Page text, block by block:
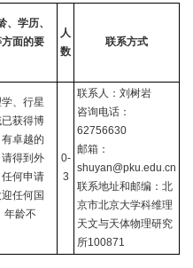
、学历、
面的要
人
数
联系方式
、行星
获得博
卓越的
得到外
何申请
任何国
年龄不
0-
3
联系人：刘树岩
咨询电话：
62756630
邮箱：
shuyan@pku.edu.cn
联系地址和邮编：北
京市北京大学科维理
天文与天体物理研究
所100871